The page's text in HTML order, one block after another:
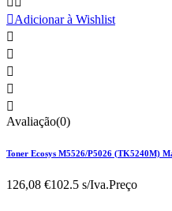
Adicionar à Wishlist





Avaliação(0)
Toner Ecosys M5526/P5026 (TK5240M)
126,08 €102.5 s/Iva.Preço